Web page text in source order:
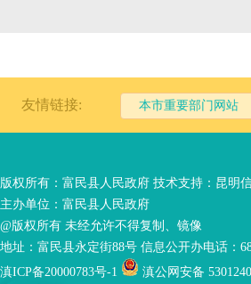
友情链接: 本市重要部门网站
版权所有：富民县人民政府 技术支持： 昆明
主办单位：富民县人民政府
@版权所有 未经允许不得复制、镜像
地址：富民县永定街88号 信息公开办电话：
滇ICP备20000783号-1
滇公网安备